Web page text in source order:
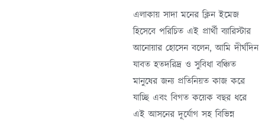
এলাকায় সাদা মনের ক্লিন ইমেজ
হিসেবে পরিচিত এই প্রার্থী ব্যারিস্টার
আনোয়ার হোসেন বলেন, আমি দীর্ঘদিন
যাবত হতদরিদ্র ও সুবিধা বঞ্চিত
মানুষের জন্য প্রতিনিয়ত কাজ করে
যাচ্ছি এবং বিগত কয়েক বছর ধরে
এই আসনের দূর্যোগ সহ বিভিন্ন